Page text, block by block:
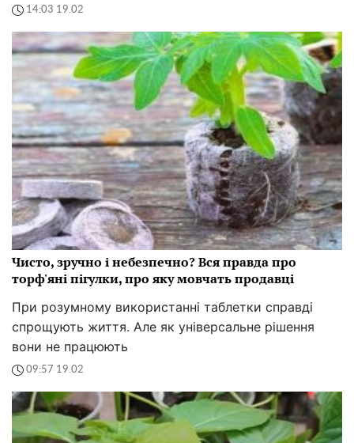
14:03 19.02
Чисто, зручно і небезпечно? Вся правда про
торф'яні пігулки, про яку мовчать продавці
При розумному використанні таблетки справді
спрощують життя. Але як універсальне рішення
вони не працюють
09:57 19.02